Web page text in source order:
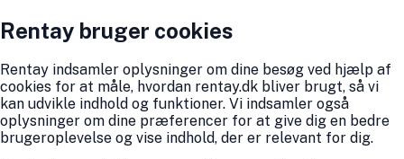
Rentay bruger cookies
Rentay indsamler oplysninger om dine besøg ved hjælp af
cookies for at måle, hvordan rentay.dk bliver brugt, så vi
kan udvikle indhold og funktioner. Vi indsamler også
oplysninger om dine præferencer for at give dig en bedre
brugeroplevelse og vise indhold, der er relevant for dig.